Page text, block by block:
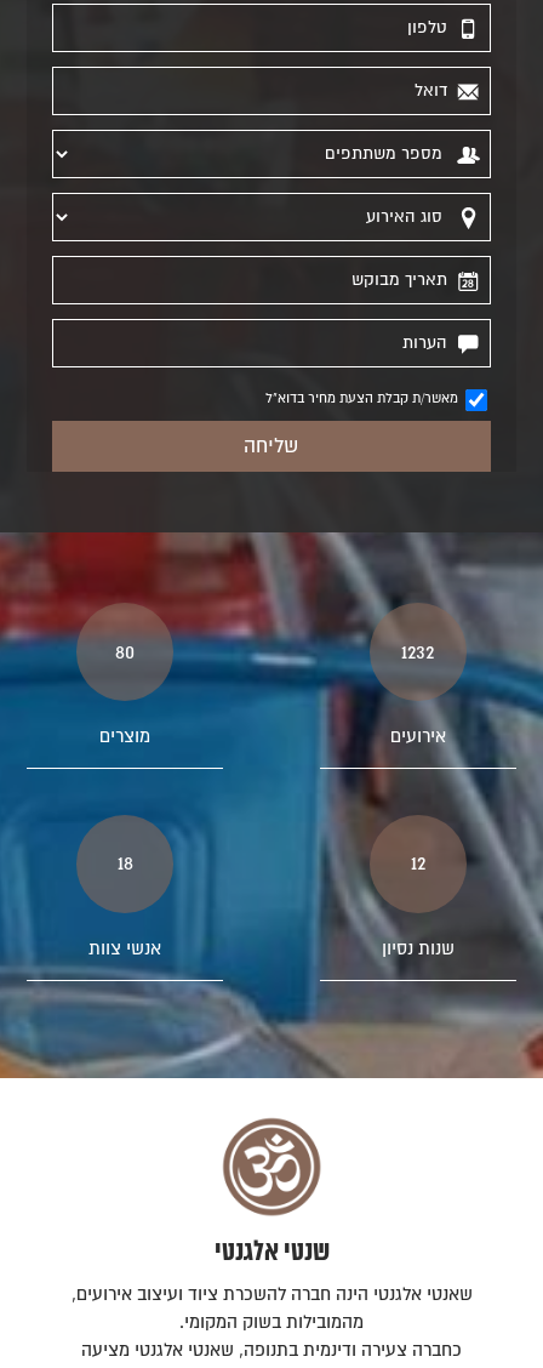
מאשר/ת קבלת הצעת מחיר בדוא"ל
1232
אירועים
80
מוצרים
12
שנות נסיון
18
אנשי צוות
שנטי אלגנטי
שאנטי אלגנטי הינה חברה להשכרת ציוד ועיצוב אירועים,
מהמובילות בשוק המקומי.
כחברה צעירה ודינמית בתנופה, שאנטי אלגנטי מציעה